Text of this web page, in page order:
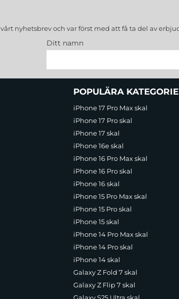
nyhetsbrev och var först med att få ta del av
Ditt namn
och länkarPOPULÄRA
iPhone 17 Pro Max skal
iPhone 17 Pro skal
iPhone 17 skal
iPhone 16e skal
iPhone 16 Pro Max skal
iPhone 16 Pro skal
iPhone 16 skal
iPhone 15 Pro Max skal
iPhone 15 Pro skal
iPhone 15 skal
iPhone 14 Pro Max skal
iPhone 14 Pro skal
iPhone 14 skal
Galaxy Z Fold 7 skal
Galaxy Z Flip 7 skal